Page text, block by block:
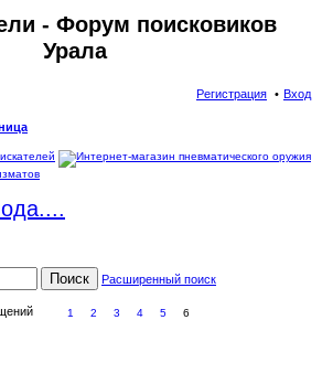
- Форум поисковиков
Урала
Вход
Регистрация
ои
Поиск Расширенный поиск
1 2 3 4 5 6